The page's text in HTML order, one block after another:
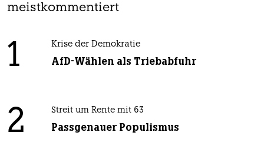
meistkommentiert
1 Krise der Demokratie
AfD-Wählen als Triebabfuhr
2 Streit um Rente mit 63
Passgenauer Populismus